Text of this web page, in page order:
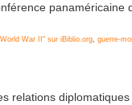
panaméricaine
War II" sur iBiblio.org, guerre-
relations